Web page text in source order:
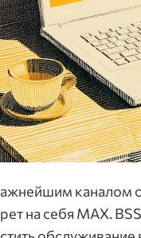
каналом
на себя MAX.